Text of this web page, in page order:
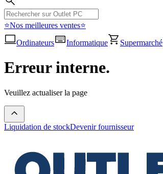
⭐Nos meilleures ventes⭐
Ordinateurs
Informatique Supermarché
Erreur interne.
Veuillez actualiser la page
Liquidation de stockDevenir fournisseur